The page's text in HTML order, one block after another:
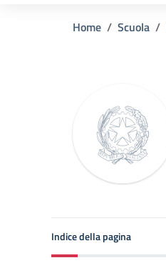
Home Scuola
Indice della pagina